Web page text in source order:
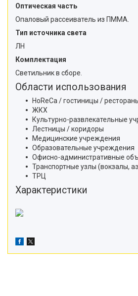
Оптическая часть
Опаловый рассеиватель из ПММА.
Тип источника света
ЛН
Комплектация
Светильник в сборе.
Области использования
HoReCa / гостиницы /
ЖКХ
Культурно-развлекательные
Лестницы / коридоры
Медицинские учреждения
Образовательные учреждения
Офисно-административные
Транспортные узлы (вокзалы,
ТРЦ
Характеристики